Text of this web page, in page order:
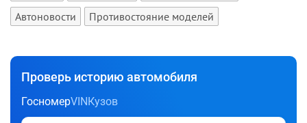
Автоновости
Противостояние моделей
Проверь историю автомобиля
ГосномерVIN Кузов